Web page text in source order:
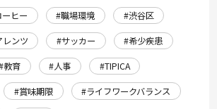
ヒー #職場環境
#渋谷区
ンツ
#サッカー
#希少疾患
教育 #人事
#TIPICA
#賞味期限
#ライフワークバランス